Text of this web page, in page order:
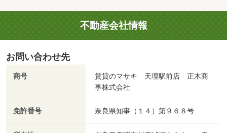
不動産会社情報
お問い合わせ先
商号
賃貸のマサキ 天理駅前店 正木商
事株式会社
免許番号 奈良県知事（１４）第９６８号